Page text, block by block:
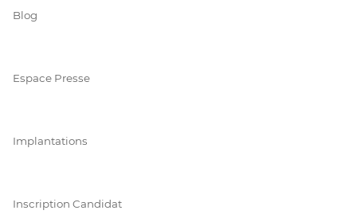
Blog
Espace Presse
Implantations
Inscription Candidat